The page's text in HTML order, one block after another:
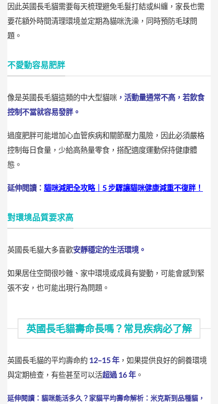
因此英國長毛貓需要每天梳理避免毛髮打結或糾纏，家長也需
要花額外時間清理環境並定期為貓咪洗澡，同時預防毛球問
題。
不愛動容易肥胖
像是英國長毛貓這類的中大型貓咪 ， 活動量通常不高 ，若飲食
控制不當就容易發胖。
過度肥胖可能增加心血管疾病和關節壓力風險，因此必須嚴格
控制每日食量，少給高熱量零食，搭配適度運動保持健康體
態。
延伸閱讀： 貓咪減肥全攻略｜5 步驟讓貓咪健康減重不復胖！
對環境品質要求高
英國長毛貓大多喜歡安靜穩定的生活環境。
如果居住空間很吵雜、家中環境或成員有變動，可能會感到緊
張不安，也可能出現行為問題。
英國長毛貓壽命長嗎？常見疾病必了解
英國長毛貓的平均壽命約 12–15 年，如果提供良好的飼養環境
與定期檢查，有些甚至可以活超過 16 年。
延伸閱讀：貓咪能活多久？家貓平均壽命解析：米克斯到品種貓，